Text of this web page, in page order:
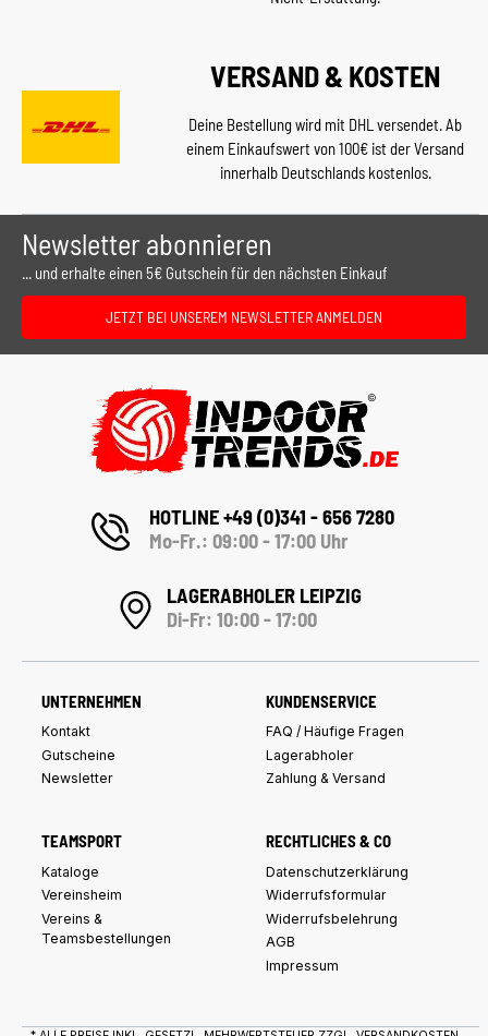
VERSAND & KOSTEN
Deine Bestellung wird mit DHL versendet. Ab
einem Einkaufswert von 100€ ist der Versand
innerhalb Deutschlands kostenlos.
Newsletter abonnieren
... und erhalte einen 5€ Gutschein für den nächsten Einkauf
JETZT BEI UNSEREM NEWSLETTER ANMELDEN
HOTLINE +49 (0)341 - 656 7280
Mo-Fr.: 09:00 - 17:00 Uhr
LAGERABHOLER LEIPZIG
Di-Fr: 10:00 - 17:00
UNTERNEHMEN
Kontakt
Gutscheine
Newsletter
KUNDENSERVICE
FAQ / Häufige Fragen
Lagerabholer
Zahlung & Versand
TEAMSPORT
Kataloge
Vereinsheim
Vereins &
Teamsbestellungen
RECHTLICHES & CO
Datenschutzerklärung
Widerrufsformular
Widerrufsbelehrung
AGB
Impressum